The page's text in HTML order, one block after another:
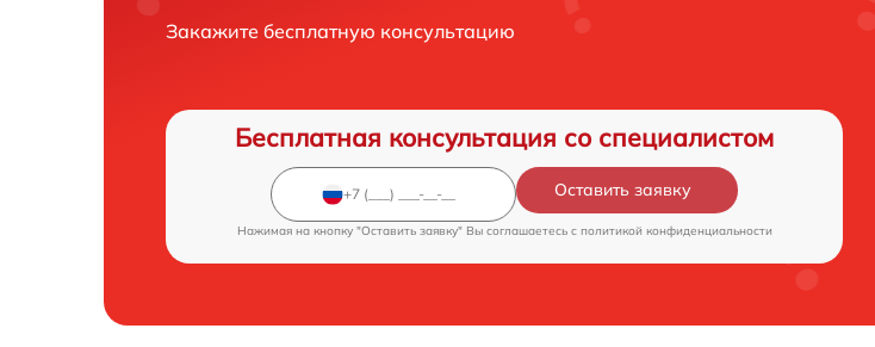
Закажите бесплатную консультацию
Бесплатная консультация со специалистом
Оставить заявку
Нажимая на кнопку "Оставить заявку" Вы соглашаетесь c политикой конфиденциальности